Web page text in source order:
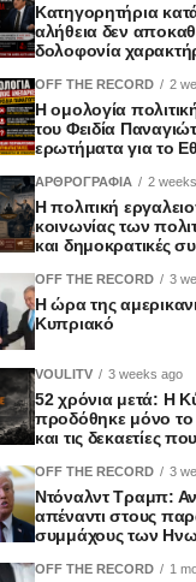
Κατηγορητήρια
αλήθεια δεν
δολοφονία
OFF THE RECORD 2
Η ομολογία
του Φειδία
ερωτήματα για το
ΑΡΘΡΟΓΡΑΦΙΑ 2
Η πολιτική
κοινωνίας των
και δημοκρατικές
OFF THE RECORD 3
Η ώρα της
Κυπριακό
VOULITV 3 weeks ago
52 χρόνια μετά: Η
προδόθηκε μόνο
και τις δεκαετίες
OFF THE RECORD 3
Ντόναλντ Τραμπ:
απέναντι στους
συμμάχους των
OFF THE RECORD 1